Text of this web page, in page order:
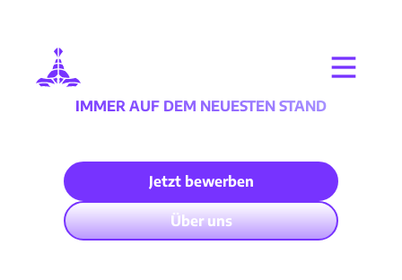
IMMER AUF DEM NEUESTEN STAND
Jetzt bewerben
Über uns